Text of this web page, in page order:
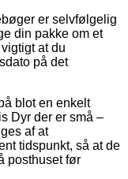
er selvfølgelig
din pakke om et
at du
på det
blot en enkelt
Dyr der er små –
af at
tidspunkt, så at de
posthuset før